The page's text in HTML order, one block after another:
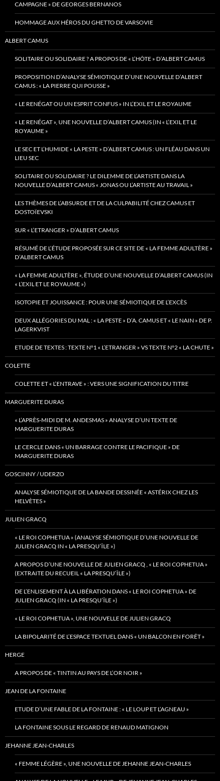
CAMPAGNE » DE GEORGES BERNANOS
HOMMAGE AUX HÉROS DU GHETTO DE VARSOVIE
ALBERT CAMUS
SOLITAIRE OU SOLIDAIRE ? A PROPOS DE « L’HÔTE » D’ALBERT CAMUS
PROPOSITION D’ANALYSE SÉMIOTIQUE D’UNE NOUVELLE D’ALBERT
CAMUS : « LA PIERRE QUI POUSSE »
« LE RENÉGAT OU UN ESPRIT CONFUS » IN L’EXIL ET LE ROYAUME
« LE RENÉGAT », UNE NOUVELLE D’ALBERT CAMUS (IN « L’EXIL ET LE
ROYAUME »
LE SEC ET L’HUMIDE « LA PESTE » D’ALBERT CAMUS : UN FLÉAU DANS UN
LIEU SEC
SOLITAIRE OU SOLIDAIRE ? LE DILEMME DE L’ARTISTE DANS LA
NOUVELLE D’ALBERT CAMUS « JONAS OU L’ARTISTE AU TRAVAIL »
LES THÈMES DE L’ABSURDE ET DE LA CULPABILITÉ CHEZ CAMUS ET
DOSTOÏEVSKI
SUR « L’ETRANGER » D’ALBERT CAMUS
RÉSUMÉ DE L’ÉTUDE PROPOSÉE SUR CE SITE DE « LA FEMME ADULTÈRE »
D’ALBERT CAMUS
« LA FEMME ADULTÈRE », ÉTUDE D’UNE NOUVELLE D’ALBERT CAMUS (IN
« L’EXIL ET LE ROYAUME »)
ISOTOPIE ET JOUISSANCE : POUR UNE SÉMIOTIQUE DE L’EXCÈS
DEUX ALLÉGORIES DU MAL : « LA PESTE » D’A. CAMUS ET « LE NAIN » DE P.
LAGERKVIST
ETUDE DE TEXTES : TEXTE N°1 « L’ETRANGER » VS TEXTE N°2 « LA CHUTE »
COLETTE
COLETTE ET « L’ENTRAVE » : VERS UNE SIGNIFICATION DU TITRE
MARGUERITE DURAS
« L’APRÈS-MIDI DE M. ANDESMAS » ANALYSE D’UN TEXTE DE
MARGUERITE DURAS
LE CERCLE DANS « UN BARRAGE CONTRE LE PACIFIQUE » DE
MARGUERITE DURAS
GOSCINNY / UDERZO
ANALYSE SÉMIOTIQUE DE LA BANDE DESSINÉE « ASTÉRIX CHEZ LES
HELVÈTES »
JULIEN GRACQ
« LE ROI COPHETUA » (ANALYSE SÉMIOTIQUE D’UNE NOUVELLE DE
JULIEN GRACQ IN « LA PRESQU’ÎLE »)
A PROPOS D’UNE NOUVELLE DE JULIEN GRACQ , « LE ROI COPHETUA »
(EXTRAITE DU RECUEIL « LA PRESQU’ÎLE »)
DE L’ENLISEMENT À LA LIBÉRATION DANS « LE ROI COPHETUA » DE
JULIEN GRACQ (IN « LA PRESQU’ÎLE »)
« LE ROI COPHETUA », UNE NOUVELLE DE JULIEN GRACQ
LA BIPOLARITÉ DE L’ESPACE TEXTUEL DANS « UN BALCON EN FORÊT »
HERGE
A PROPOS DE « TINTIN AU PAYS DE L’OR NOIR »
JEAN DE LA FONTAINE
ETUDE D’UNE FABLE DE LA FONTAINE : « LE LOUP ET L’AGNEAU »
LA FONTAINE SOUS LE REGARD DE RENAUD MATIGNON
JEHANNE JEAN-CHARLES
« FEMME LÉGÈRE », UNE NOUVELLE DE JEHANNE JEAN-CHARLES